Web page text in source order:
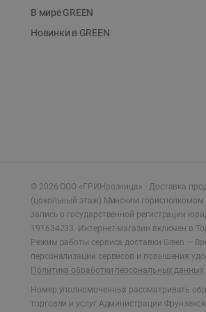
В мире GREEN
Новинки в GREEN
© 2026 ООО «ГРИНрозница» - Доставка
(цокольный этаж) Минским горисполкомом
запись о государственной регистрации
191634233. Интернет-магазин включен в
Режим работы сервиса доставки Green —
персонализации сервисов и повышения
Политика обработки персональных данных
Номер уполномоченных рассматривать
торговли и услуг Администрации